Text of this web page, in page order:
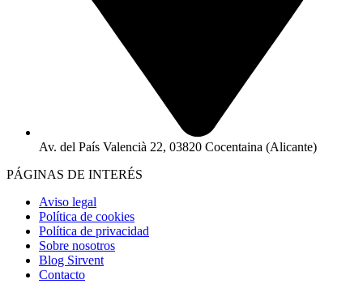
Av. del País Valencià 22, 03820 Cocentaina (Alicante)
PÁGINAS DE INTERÉS
Aviso legal
Política de cookies
Política de privacidad
Sobre nosotros
Blog Sirvent
Contacto